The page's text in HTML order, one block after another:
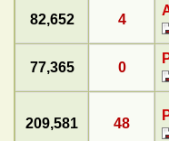
4
82,652
0
77,365
48
209,581